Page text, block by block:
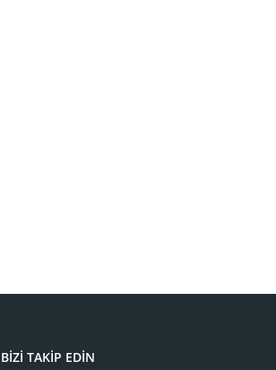
BİZİ TAKİP EDİN